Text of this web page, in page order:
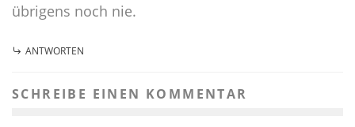
übrigens noch nie.
ANTWORTEN
SCHREIBE EINEN KOMMENTAR